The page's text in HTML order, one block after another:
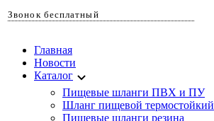
Звонок бесплатный
Главная
Новости
Каталог
Пищевые шланги ПВХ и ПУ
Шланг пищевой термостойкий
Пищевые шланги резина